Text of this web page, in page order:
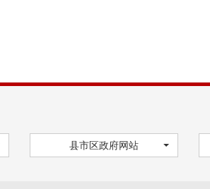
县市区政府网站